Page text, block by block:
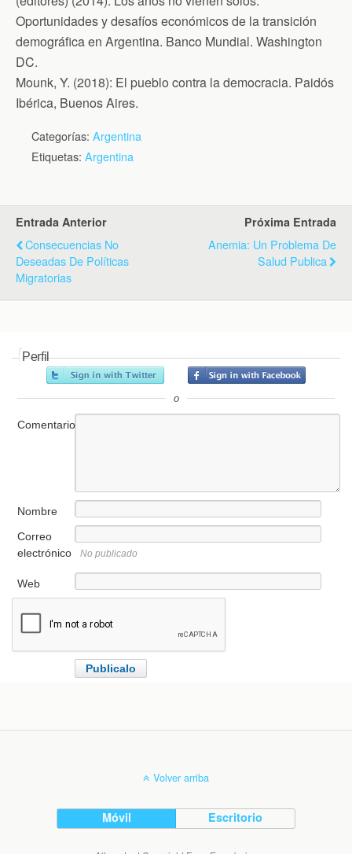
Oportunidades y desafíos económicos de la transición
demográfica en Argentina. Banco Mundial. Washington
DC.
Mounk, Y. (2018): El pueblo contra la democracia. Paidós
Ibérica, Buenos Aires.
Categorías: Argentina
Etiquetas: Argentina
Entrada Anterior
Consecuencias No
Deseadas De Políticas
Migratorias
Próxima Entrada
Anemia: Un Problema De
Salud Publica
Perfil
o
Comentario
Nombre
Correo
electrónico
No publicado
Web
Volver arriba
Móvil Escritorio